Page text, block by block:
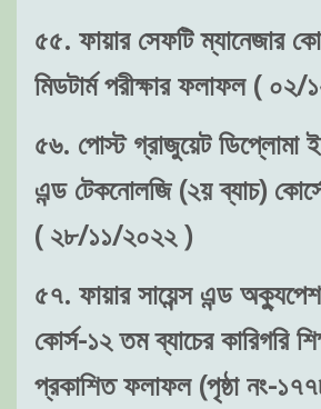
৫৫. ফায়ার সেফটি ম্যানেজার
মিডটার্ম পরীক্ষার ফলাফল (
৫৬. পোস্ট গ্রাজুয়েট ডিপ্লোমা
এন্ড টেকনোলজি (২য় ব্যাচ)
( ২৮/১১/২০২২ )
৫৭. ফায়ার সায়েন্স এন্ড
কোর্স-১২ তম ব্যাচের কারিগরি
প্রকাশিত ফলাফল (পৃষ্ঠা নং-